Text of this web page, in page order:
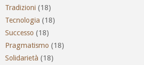
Tradizioni (18)
Tecnologia (18)
Successo (18)
Pragmatismo (18)
Solidarietà (18)